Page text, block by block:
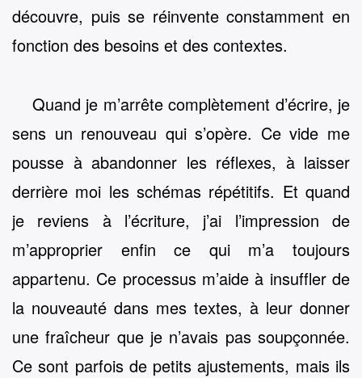
découvre, puis se réinvente constamment en
fonction des besoins et des contextes.
Quand je m’arrête complètement d’écrire, je
sens un renouveau qui s’opère. Ce vide me
pousse à abandonner les réflexes, à laisser
derrière moi les schémas répétitifs. Et quand
je reviens à l’écriture, j’ai l’impression de
m’approprier enfin ce qui m’a toujours
appartenu. Ce processus m’aide à insuffler de
la nouveauté dans mes textes, à leur donner
une fraîcheur que je n’avais pas soupçonnée.
Ce sont parfois de petits ajustements, mais ils